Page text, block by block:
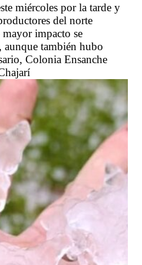
miércoles por la tarde y
del norte
impacto se
aunque también hubo
Colonia Ensanche